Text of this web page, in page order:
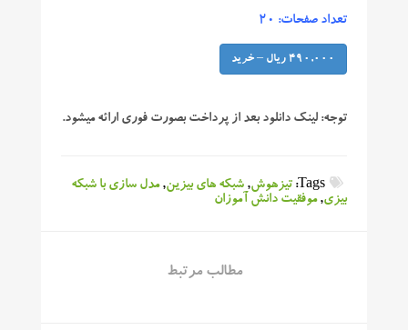
تعداد صفحات: ۲۰
490,000 ریال – خرید
توجه: لینک دانلود بعد از پرداخت بصورت فوری ارائه میشود.
Tags: تیزهوش,شبکه های بیزین,مدل سازی با شبکه
بیزی,موفقیت دانش آموزان
مطالب مرتبط